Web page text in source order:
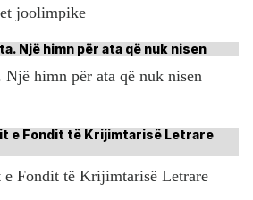
joolimpike
Një himn për ata që nuk nisen
Fondit të Krijimtarisë Letrare